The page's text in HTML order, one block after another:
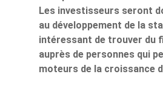
Les investisseurs seront
au développement de la
intéressant de trouver du
auprès de personnes qui
moteurs de la croissance